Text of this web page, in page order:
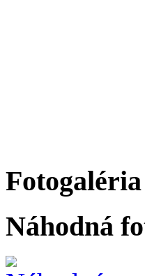
Fotogaléria
Náhodná